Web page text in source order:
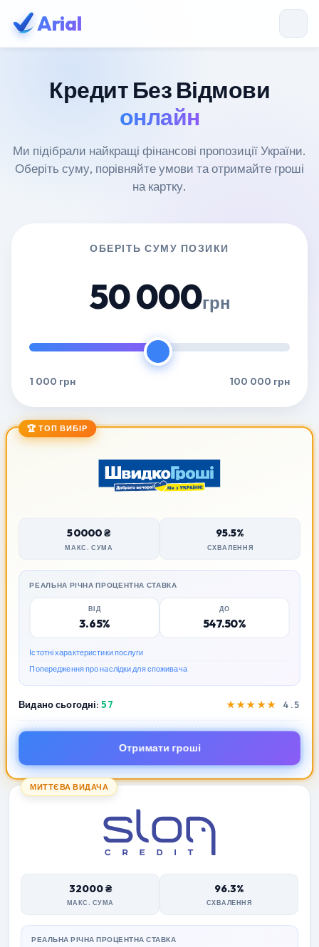
Arial
Кредит Без Відмови
онлайн
Ми підібрали найкращі фінансові пропозиції України.
Оберіть суму, порівняйте умови та отримайте гроші
на картку.
ОБЕРІТЬ СУМУ ПОЗИКИ
50 000грн
1 000 грн 100 000 грн
🏆 ТОП ВИБІР
50000 ₴
МАКС. СУМА
95.5%
СХВАЛЕННЯ
РЕАЛЬНА РІЧНА ПРОЦЕНТНА СТАВКА
ВІД
3.65%
ДО
547.50%
Істотні характеристики послуги
Попередження про наслідки для споживача
Видано сьогодні:57 ★★★★★ 4.5
Отримати гроші
МИТТЄВА ВИДАЧА
32000 ₴
МАКС. СУМА
96.3%
СХВАЛЕННЯ
РЕАЛЬНА РІЧНА ПРОЦЕНТНА СТАВКА